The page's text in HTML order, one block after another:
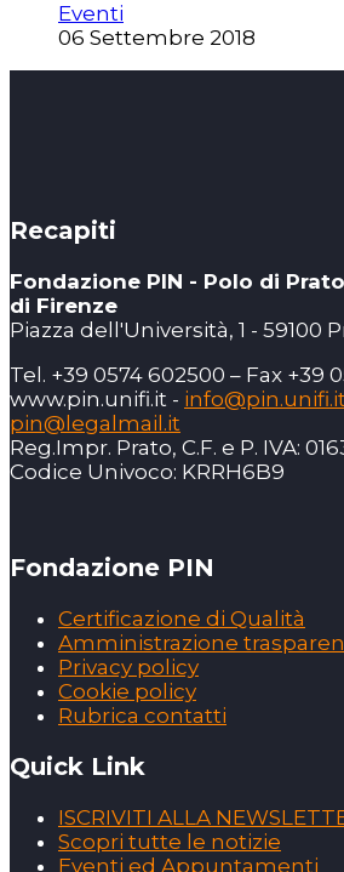
Eventi
06 Settembre 2018
Recapiti
Fondazione PIN - Polo di
di Firenze
Piazza dell'Università, 1 - 59100
Tel. +39 0574 602500 – Fax +39
www.pin.unifi.it - info@pin.unifi.it
pin@legalmail.it
Reg.Impr. Prato, C.F. e P. IVA:
Codice Univoco: KRRH6B9
Fondazione PIN
Certificazione di Qualità
Amministrazione
Privacy policy
Cookie policy
Rubrica contatti
Quick Link
ISCRIVITI ALLA
Scopri tutte le notizie
Eventi ed Appuntamenti